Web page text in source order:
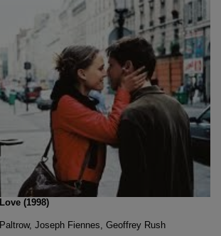
(1998)
Joseph Fiennes, Geoffrey Rush